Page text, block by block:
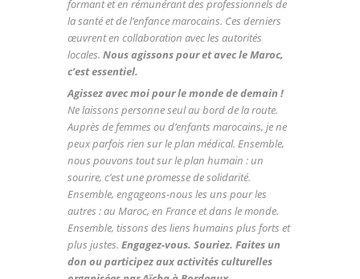
formant et en rémunérant des professionnels de
la santé et de l’enfance marocains. Ces derniers
œuvrent en collaboration avec les autorités
locales. Nous agissons pour et avec le Maroc,
c’est essentiel.
Agissez avec moi pour le monde de demain !
Ne laissons personne seul au bord de la route.
Auprès de femmes ou d’enfants marocains, je ne
peux parfois rien sur le plan médical. Ensemble,
nous pouvons tout sur le plan humain : un
sourire, c’est une promesse de solidarité.
Ensemble, engageons-nous les uns pour les
autres : au Maroc, en France et dans le monde.
Ensemble, tissons des liens humains plus forts et
plus justes. Engagez-vous. Souriez. Faites un
don ou participez aux activités culturelles